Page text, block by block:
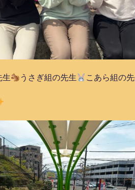
生 うさぎ組の先生 こあら組の